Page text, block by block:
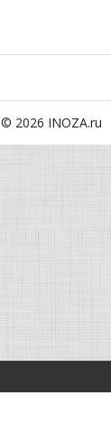
© 2026 INOZA.ru